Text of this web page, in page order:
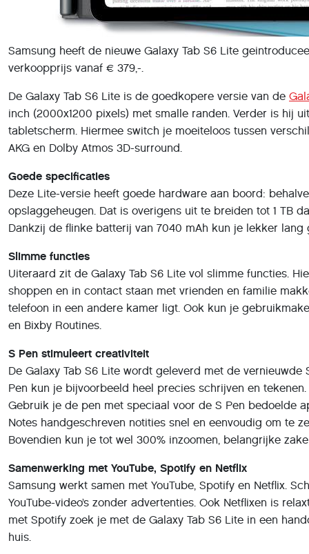
Samsung heeft de nieuwe Galaxy Tab S6 Lite
verkoopprijs vanaf € 379,-.
De Galaxy Tab S6 Lite is de goedkopere versie van de
inch (2000x1200 pixels) met smalle randen. Verder is hij
tabletscherm. Hiermee switch je moeiteloos tussen
AKG en Dolby Atmos 3D-surround.
Goede specificaties
Deze Lite-versie heeft goede hardware aan boord:
opslaggeheugen. Dat is overigens uit te breiden tot 1 TB
Dankzij de flinke batterij van 7040 mAh kun je lekker lang
Slimme functies
Uiteraard zit de Galaxy Tab S6 Lite vol slimme functies.
shoppen en in contact staan met vrienden en familie
telefoon in een andere kamer ligt. Ook kun je
en Bixby Routines.
S Pen stimuleert creativiteit
De Galaxy Tab S6 Lite wordt geleverd met de
Pen kun je bijvoorbeeld heel precies schrijven en
Gebruik je de pen met speciaal voor de S Pen bedoelde
Notes handgeschreven notities snel en eenvoudig om te
Bovendien kun je tot wel 300% inzoomen, belangrijke
Samenwerking met YouTube, Spotify en Netflix
Samsung werkt samen met YouTube, Spotify en Netflix.
YouTube-video’s zonder advertenties. Ook Netflixen is
met Spotify zoek je met de Galaxy Tab S6 Lite in een
huis.